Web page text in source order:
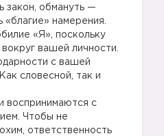
закон, обмануть —
«благие» намерения.
«Я», поскольку
вашей личности.
с вашей
словесной, так и
воспринимаются с
Чтобы не
ответственность